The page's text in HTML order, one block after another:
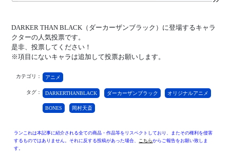
DARKER THAN BLACK（ダーカーザンブラック）に登場するキャラ
クターの人気投票です。
是非、投票してください！
※項目にないキャラは追加して投票お願いします。
カテゴリ： アニメ
タグ： DARKERTHANBLACK ダーカーザンブラック オリジナルアニメ
BONES 岡村天斎
ランこれは本記事に紹介される全ての商品・作品等をリスペクトしており、またその権利を侵害
するものではありません。それに反する投稿があった場合、 こちらからご報告をお願い致しま
す。